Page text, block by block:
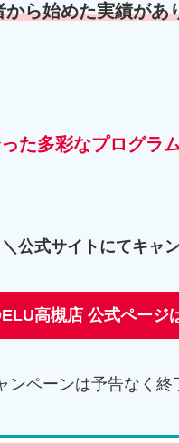
ら始めた実績があ
た多彩なプログラ
＼公式サイトにてキャ
高槻店 公式ページ
ペーンは予告なく終